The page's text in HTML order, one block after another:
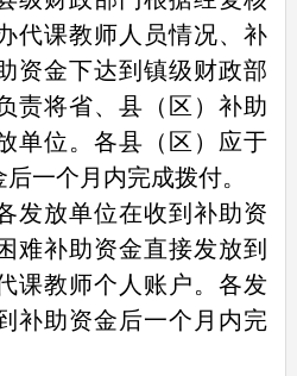
代课教师人员情况、补
资金下达到镇级财政部
责将省、县（区）补助
单位。各县（区）应于
一个月内完成拨付。
发放单位在收到补助资
难补助资金直接发放到
课教师个人账户。各发
补助资金后一个月内完